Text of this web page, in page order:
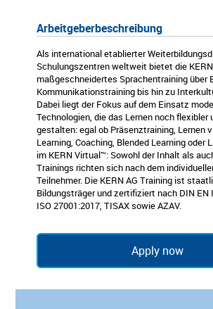
Arbeitgeberbeschreibung
Als international etablierter
Schulungszentren weltweit bietet die
maßgeschneidertes Sprachentraining über
Kommunikationstraining bis hin zu
Dabei liegt der Fokus auf dem Einsatz
Technologien, die das Lernen noch flexibler
gestalten: egal ob Präsenztraining, Lernen
Learning, Coaching, Blended Learning oder
im KERN Virtual™: Sowohl der Inhalt als
Trainings richten sich nach dem
Teilnehmer. Die KERN AG Training ist
Bildungsträger und zertifiziert nach DIN EN
ISO 27001:2017, TISAX sowie AZAV.
Apply now